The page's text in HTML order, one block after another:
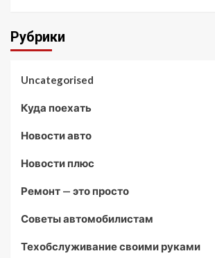
Рубрики
Uncategorised
Куда поехать
Новости авто
Новости плюс
Ремонт — это просто
Советы автомобилистам
Техобслуживание своими руками